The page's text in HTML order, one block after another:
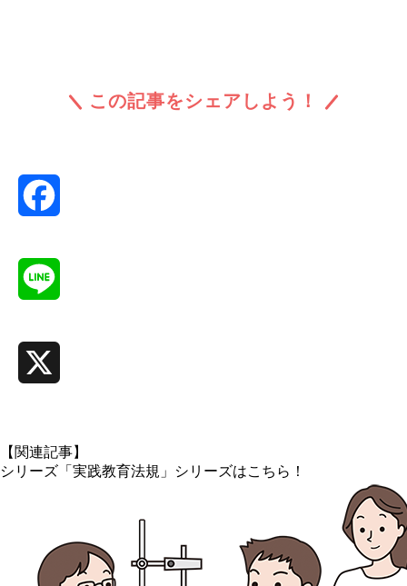
この記事をシェアしよう！
【関連記事】
シリーズ「実践教育法規」シリーズはこちら！